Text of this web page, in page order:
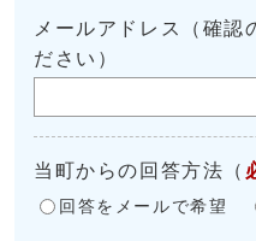
メールアドレス（確認
ださい）
当町からの回答方法 （
回答をメールで希望